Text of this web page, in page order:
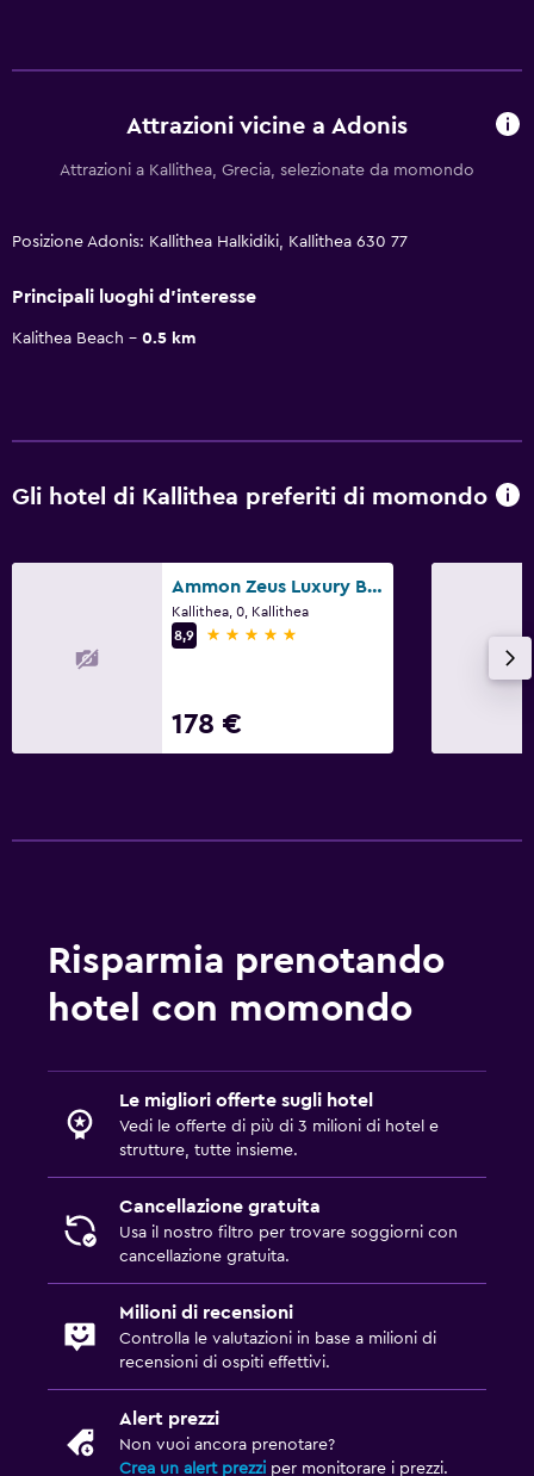
Attrazioni vicine a Adonis
Attrazioni a Kallithea, Grecia, selezionate da momondo
Posizione Adonis: Kallithea Halkidiki, Kallithea 630 77
Principali luoghi d'interesse
Kalithea Beach 0.5 km
Gli hotel di Kallithea preferiti di momondo
Ammon Zeus Luxury Beach Hotel
Kallithea, 0, Kallithea
8,9
5 stelle
178 €
Risparmia prenotando
hotel con momondo
Le migliori offerte sugli hotel
Vedi le offerte di più di 3 milioni di hotel e
strutture, tutte insieme.
Cancellazione gratuita
Usa il nostro filtro per trovare soggiorni con
cancellazione gratuita.
Milioni di recensioni
Controlla le valutazioni in base a milioni di
recensioni di ospiti effettivi.
Alert prezzi
Non vuoi ancora prenotare?
Crea un alert prezzi per monitorare i prezzi.